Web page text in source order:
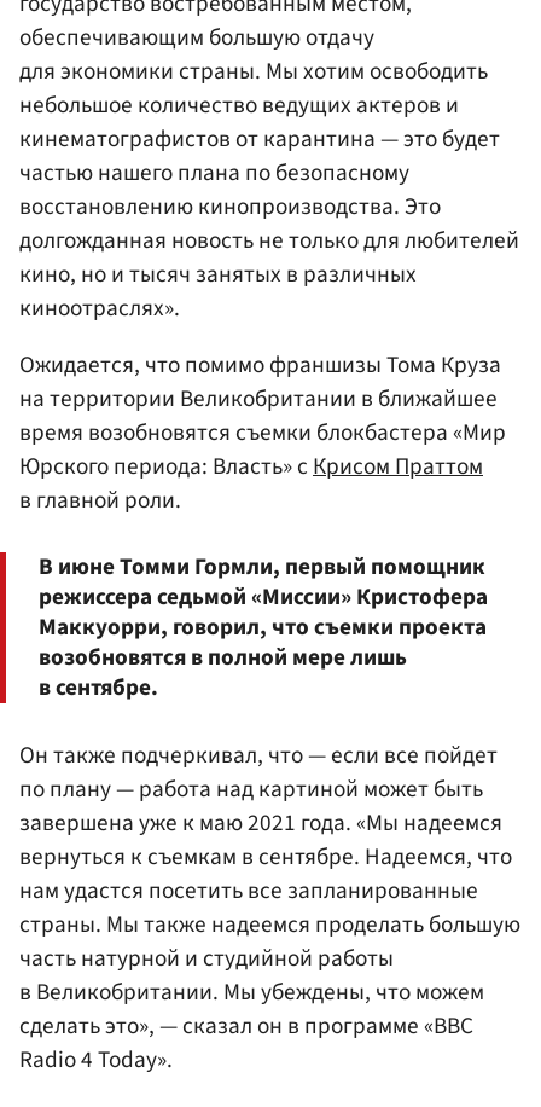
обеспечивающим большую отдачу
для экономики страны. Мы хотим освободить
небольшое количество ведущих актеров и
кинематографистов от карантина — это будет
частью нашего плана по безопасному
восстановлению кинопроизводства. Это
долгожданная новость не только для любителей
кино, но и тысяч занятых в различных
киноотраслях».
Ожидается, что помимо франшизы Тома Круза
на территории Великобритании в ближайшее
время возобновятся съемки блокбастера «Мир
Юрского периода: Власть» сКрисом Праттом
в главной роли.
В июне Томми Гормли, первый помощник
режиссера седьмой «Миссии» Кристофера
Маккуорри, говорил, что съемки проекта
возобновятся в полной мере лишь
в сентябре.
Он также подчеркивал, что — если все пойдет
по плану — работа над картиной может быть
завершена уже к маю 2021 года. «Мы надеемся
вернуться к съемкам в сентябре. Надеемся, что
нам удастся посетить все запланированные
страны. Мы также надеемся проделать большую
часть натурной и студийной работы
в Великобритании. Мы убеждены, что можем
сделать это», — сказал он в программе «BBC
Radio 4 Today».